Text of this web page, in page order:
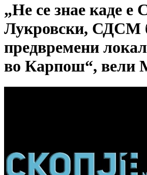
„Не се знае каде е
Лукровски, СДСМ
предвремени
во Карпош“, вели